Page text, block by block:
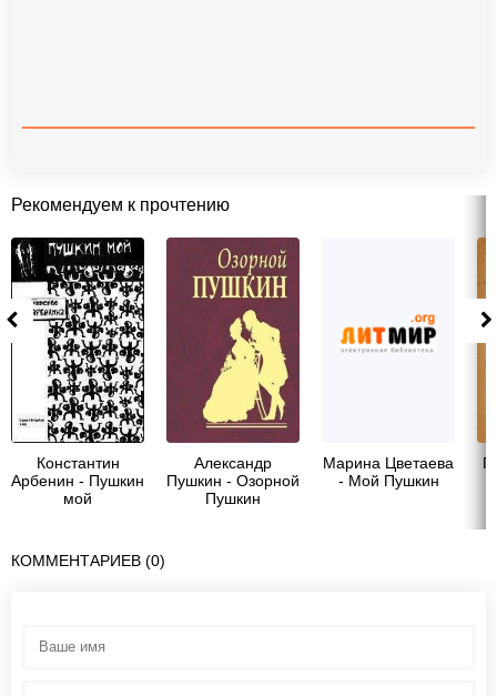
Рекомендуем к прочтению
Константин
Арбенин - Пушкин
мой
Александр
Пушкин - Озорной
Пушкин
Марина Цветаева
- Мой Пушкин
КОММЕНТАРИЕВ (0)